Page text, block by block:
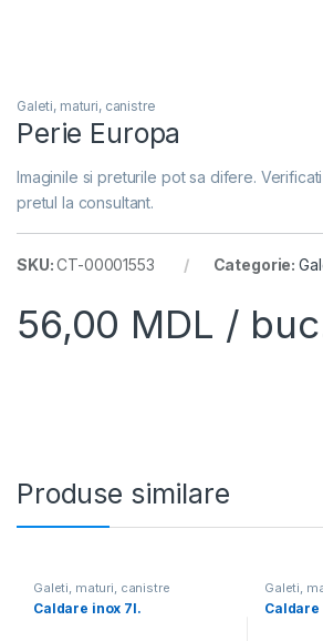
Galeti, maturi, canistre
Perie Europa
Imaginile si preturile pot sa difere.
pretul la consultant.
SKU:CT-00001553 Categorie:
56,00 MDL /
Produse similare
Galeti, maturi, canistre
Caldare inox 7l.
Galeti,
Caldare